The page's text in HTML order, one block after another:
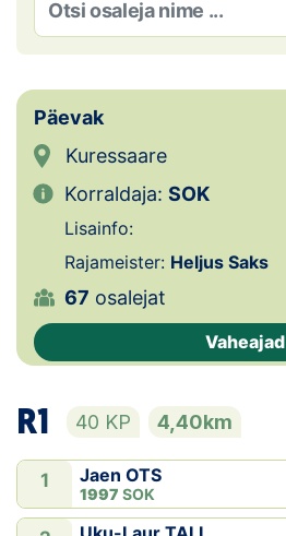
Kontakt
EOL
Galerii
Kalender
Koondised
Tule klubisse!
Tulemused
Dokumendid
Klubid
Päevak
Kuressaare
Korraldaja: SOK
Lisainfo:
Rajameister: Heljus Saks
67 osalejat
Vaheajad
R1 40 KP 4,40km
1 Jaen OTS
1997 SOK